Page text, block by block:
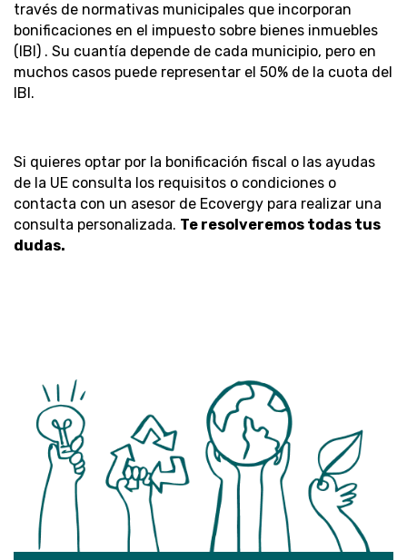
través de normativas municipales que incorporan
bonificaciones en el impuesto sobre bienes inmuebles
(IBI) . Su cuantía depende de cada municipio, pero en
muchos casos puede representar el 50% de la cuota del
IBI.
Si quieres optar por la bonificación fiscal o las ayudas
de la UE consulta los requisitos o condiciones o
contacta con un asesor de Ecovergy para realizar una
consulta personalizada. Te resolveremos todas tus
dudas.